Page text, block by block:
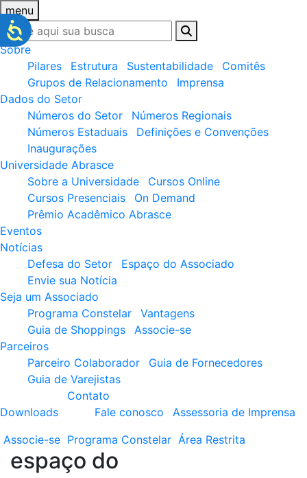
menu
Sobre
Pilares
Estrutura Sustentabilidade
Comitês
Grupos de Relacionamento
Imprensa
Dados do Setor
Números do Setor
Números Regionais
Números Estaduais
Definições e Convenções
Inaugurações
Universidade Abrasce
Sobre a Universidade
Cursos Online
Cursos Presenciais
On Demand
Prêmio Acadêmico Abrasce
Eventos
Notícias
Defesa do Setor
Espaço do Associado
Envie sua Notícia
Seja um Associado
Programa Constelar
Vantagens
Guia de Shoppings
Associe-se
Parceiros
Parceiro Colaborador
Guia de Fornecedores
Guia de Varejistas
Downloads
Contato
Fale conosco
Assessoria de Imprensa
Associe-se Programa Constelar Área Restrita
espaço do